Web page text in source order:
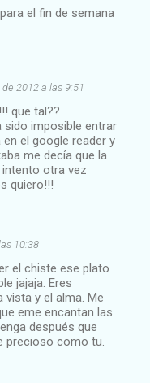
el fin de semana
2012 a las 9:51
que tal??
sido imposible entrar
el google reader y
me decía que la
otra vez
quiero!!!
10:38
el chiste ese plato
jajaja. Eres
vista y el alma. Me
eme encantan las
después que
precioso como tu.